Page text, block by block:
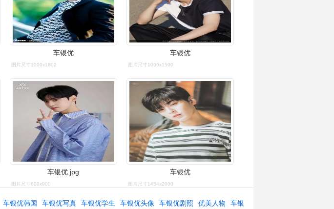
车银优
图片尺寸1200x1802
车银优
图片尺寸1000x1500
车银优.jpg
图片尺寸600x900
车银优
图片尺寸1454x2000
车银优韩国 车银优写真 车银优学生 车银优头像 车银优剧照 优美人物 车银